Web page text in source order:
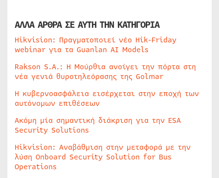
ΑΛΛΑ ΑΡΘΡΑ ΣΕ ΑΥΤΗ ΤΗΝ ΚΑΤΗΓΟΡΙΑ
Hikvision: Πραγματοποιεί νέο Hik-Friday
webinar για τα Guanlan AI Models
Rakson S.A.: Η Μούρθια ανοίγει την πόρτα στη
νέα γενιά θυροτηλεόρασης της Golmar
Η κυβερνοασφάλεια εισέρχεται στην εποχή των
αυτόνομων επιθέσεων
Ακόμη μία σημαντική διάκριση για την ESA
Security Solutions
Hikvision: Αναβάθμιση στην μεταφορά με την
λύση Onboard Security Solution for Bus
Operations